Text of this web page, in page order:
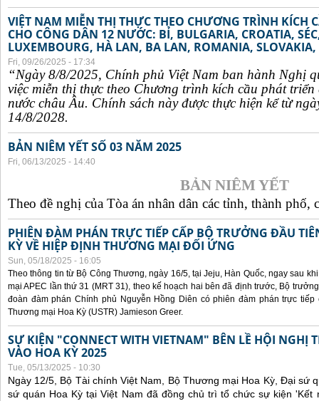
VIỆT NAM MIỄN THỊ THỰC THEO CHƯƠNG TRÌNH KÍCH
CHO CÔNG DÂN 12 NƯỚC: BỈ, BULGARIA, CROATIA,
LUXEMBOURG, HÀ LAN, BA LAN, ROMANIA, SLOVAKIA,
Fri, 09/26/2025 - 17:34
“Ngày 8/8/2025, Chính phủ Việt Nam ban hành Nghị
việc miễn thị thực theo Chương trình kích cầu phát
nước châu Âu. Chính sách này được thực hiện kể từ
14/8/2028.
BẢN NIÊM YẾT SỐ 03 NĂM 2025
Fri, 06/13/2025 - 14:40
BẢN NIÊM YẾT
Theo đề nghị của Tòa án nhân dân các tỉnh, thành phố,
PHIÊN ĐÀM PHÁN TRỰC TIẾP CẤP BỘ TRƯỞNG ĐẦU
KỲ VỀ HIỆP ĐỊNH THƯƠNG MẠI ĐỐI ỨNG
Sun, 05/18/2025 - 16:05
Theo thông tin từ Bộ Công Thương, ngày 16/5, tại Jeju, Hàn Quốc, ngay sau
mại APEC lần thứ 31 (MRT 31), theo kế hoạch hai bên đã định trước, Bộ
đoàn đàm phán Chính phủ Nguyễn Hồng Diên có phiên đàm phán trực
Thương mại Hoa Kỳ (USTR) Jamieson Greer.
SỰ KIỆN "CONNECT WITH VIETNAM" BÊN LỀ HỘI
VÀO HOA KỲ 2025
Tue, 05/13/2025 - 10:30
Ngày 12/5, Bộ Tài chính Việt Nam, Bộ Thương mại Hoa Kỳ, Đại sứ
sứ quán Hoa Kỳ tại Việt Nam đã đồng chủ trì tổ chức sự kiện 'Kết